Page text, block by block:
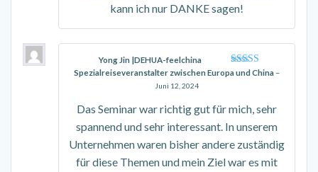
kann ich nur DANKE sagen!
Bewertet mit
Yong Jin |DEHUA-feelchina
Spezialreiseveranstalter zwischen Europa und China –
Juni 12, 2024
Das Seminar war richtig gut für mich, sehr
spannend und sehr interessant. In unserem
Unternehmen waren bisher andere zuständig
für diese Themen und mein Ziel war es mit